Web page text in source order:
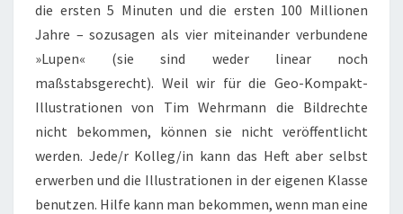
die ersten 5 Minuten und die ersten 100 Millionen
Jahre – sozusagen als vier miteinander verbundene
»Lupen« (sie sind weder linear noch
maßstabsgerecht). Weil wir für die Geo-Kompakt-
Illustrationen von Tim Wehrmann die Bildrechte
nicht bekommen, können sie nicht veröffentlicht
werden. Jede/r Kolleg/in kann das Heft aber selbst
erwerben und die Illustrationen in der eigenen Klasse
benutzen. Hilfe kann man bekommen, wenn man eine